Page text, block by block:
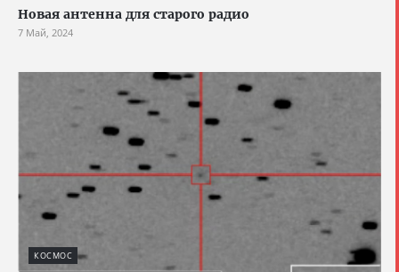
Новая антенна для старого радио
7 Май, 2024
КОСМОС